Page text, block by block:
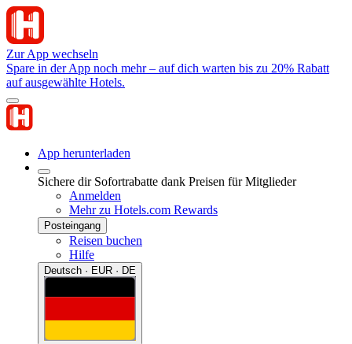
Zur App wechseln
Spare in der App noch mehr – auf dich warten bis zu 20% Rabatt
auf ausgewählte Hotels.
App herunterladen
Sichere dir Sofortrabatte dank Preisen für Mitglieder
Anmelden
Mehr zu Hotels.com Rewards
Posteingang
Reisen buchen
Hilfe
Deutsch · EUR · DE